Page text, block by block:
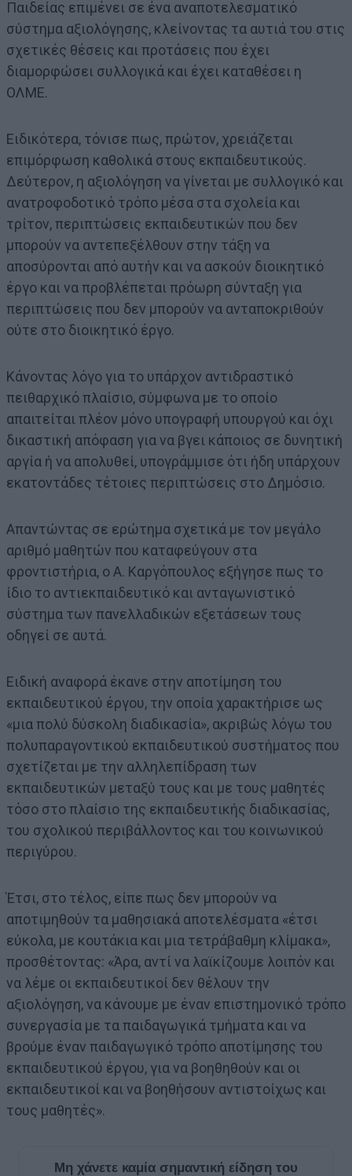
Παιδείας επιμένει σε ένα αναποτελεσματικό
σύστημα αξιολόγησης, κλείνοντας τα αυτιά του στις
σχετικές θέσεις και προτάσεις που έχει
διαμορφώσει συλλογικά και έχει καταθέσει η
ΟΛΜΕ.
Ειδικότερα, τόνισε πως, πρώτον, χρειάζεται
επιμόρφωση καθολικά στους εκπαιδευτικούς.
Δεύτερον, η αξιολόγηση να γίνεται με συλλογικό και
ανατροφοδοτικό τρόπο μέσα στα σχολεία και
τρίτον, περιπτώσεις εκπαιδευτικών που δεν
μπορούν να αντεπεξέλθουν στην τάξη να
αποσύρονται από αυτήν και να ασκούν διοικητικό
έργο και να προβλέπεται πρόωρη σύνταξη για
περιπτώσεις που δεν μπορούν να ανταποκριθούν
ούτε στο διοικητικό έργο.
Κάνοντας λόγο για το υπάρχον αντιδραστικό
πειθαρχικό πλαίσιο, σύμφωνα με το οποίο
απαιτείται πλέον μόνο υπογραφή υπουργού και όχι
δικαστική απόφαση για να βγει κάποιος σε δυνητική
αργία ή να απολυθεί, υπογράμμισε ότι ήδη υπάρχουν
εκατοντάδες τέτοιες περιπτώσεις στο Δημόσιο.
Απαντώντας σε ερώτημα σχετικά με τον μεγάλο
αριθμό μαθητών που καταφεύγουν στα
φροντιστήρια, ο Α. Καργόπουλος εξήγησε πως το
ίδιο το αντιεκπαιδευτικό και ανταγωνιστικό
σύστημα των πανελλαδικών εξετάσεων τους
οδηγεί σε αυτά.
Ειδική αναφορά έκανε στην αποτίμηση του
εκπαιδευτικού έργου, την οποία χαρακτήρισε ως
«μια πολύ δύσκολη διαδικασία», ακριβώς λόγω του
πολυπαραγοντικού εκπαιδευτικού συστήματος που
σχετίζεται με την αλληλεπίδραση των
εκπαιδευτικών μεταξύ τους και με τους μαθητές
τόσο στο πλαίσιο της εκπαιδευτικής διαδικασίας,
του σχολικού περιβάλλοντος και του κοινωνικού
περιγύρου.
Έτσι, στο τέλος, είπε πως δεν μπορούν να
αποτιμηθούν τα μαθησιακά αποτελέσματα «έτσι
εύκολα, με κουτάκια και μια τετράβαθμη κλίμακα»,
προσθέτοντας: «Άρα, αντί να λαϊκίζουμε λοιπόν και
να λέμε οι εκπαιδευτικοί δεν θέλουν την
αξιολόγηση, να κάνουμε με έναν επιστημονικό τρόπο
συνεργασία με τα παιδαγωγικά τμήματα και να
βρούμε έναν παιδαγωγικό τρόπο αποτίμησης του
εκπαιδευτικού έργου, για να βοηθηθούν και οι
εκπαιδευτικοί και να βοηθήσουν αντιστοίχως και
τους μαθητές».
Μη χάνετε καμία σημαντική είδηση του